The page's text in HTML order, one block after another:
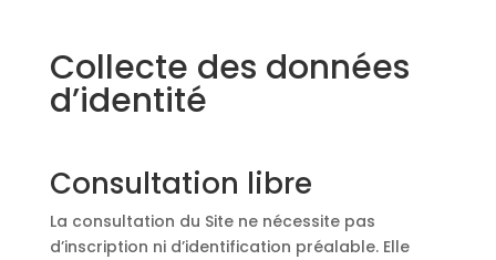
Collecte des données
d’identité
Consultation libre
La consultation du Site ne nécessite pas
d’inscription ni d’identification préalable. Elle